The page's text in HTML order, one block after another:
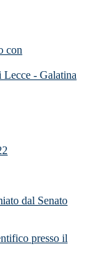
con
- Galatina
dal Senato
presso il